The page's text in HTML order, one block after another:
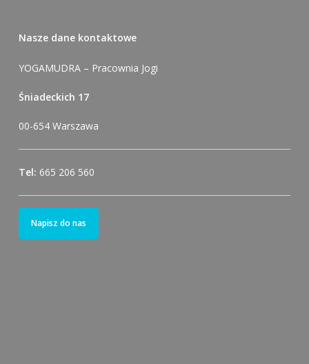
Nasze dane kontaktowe
YOGAMUDRA – Pracownia Jogi
Śniadeckich 17
00-654 Warszawa
Tel: 665 206 560
Napisz do nas